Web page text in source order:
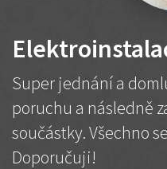
Super jednání a
poruchu a následně
součástky. Všechno
Doporučuji!